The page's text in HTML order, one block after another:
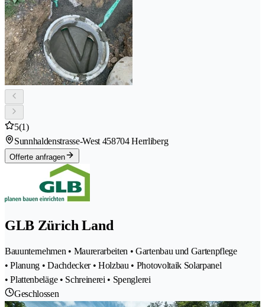
5(1)
Sunnhaldenstrasse-West 458704 Herrliberg
Offerte anfragen
GLB Zürich Land
Bauunternehmen • Maurerarbeiten • Gartenbau und Gartenpflege
• Planung • Dachdecker • Holzbau • Photovoltaik Solarpanel
• Plattenbeläge • Schreinerei • Spenglerei
Geschlossen